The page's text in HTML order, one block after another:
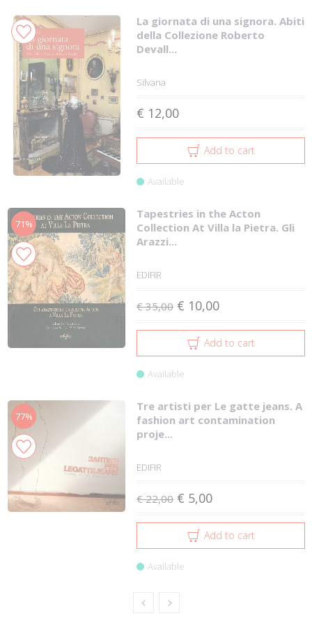
La giornata di una signora. Abiti
della Collezione Roberto
Devall...
Silvana
€ 12,00
Add to cart
Available
71%
Tapestries in the Acton
Collection At Villa la Pietra. Gli
Arazzi...
EDIFIR
€ 35,00 € 10,00
Add to cart
Available
77%
Tre artisti per Le gatte jeans. A
fashion art contamination
proje...
EDIFIR
€ 22,00 € 5,00
Add to cart
Available